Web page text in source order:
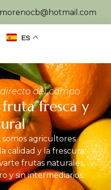
ES
del campo
fresca y
somos agricultores
calidad y la frescura.
frutas naturales,
y sin intermediarios.